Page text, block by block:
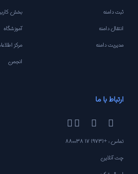
ثبت دامنه
انتقال دامنه
مدیریت دامنه
بخش
آموزشگاه
مرکز
انجمن
ارتباط با ما
تماس : +(973) 17 880038
چت آنلاین